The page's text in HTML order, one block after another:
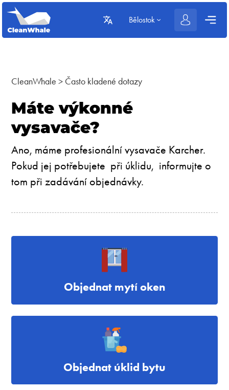
Bělostok
CleanWhale > Často kladené dotazy
Máte výkonné
vysavače?
Ano, máme profesionální vysavače Karcher.
Pokud jej potřebujete při úklidu, informujte o
tom při zadávání objednávky.
Objednat mytí oken
Objednat úklid bytu